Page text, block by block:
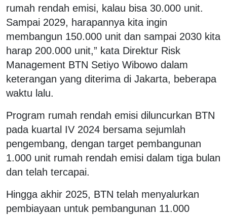
rumah rendah emisi, kalau bisa 30.000 unit.
Sampai 2029, harapannya kita ingin
membangun 150.000 unit dan sampai 2030 kita
harap 200.000 unit,” kata Direktur Risk
Management BTN Setiyo Wibowo dalam
keterangan yang diterima di Jakarta, beberapa
waktu lalu.
Program rumah rendah emisi diluncurkan BTN
pada kuartal IV 2024 bersama sejumlah
pengembang, dengan target pembangunan
1.000 unit rumah rendah emisi dalam tiga bulan
dan telah tercapai.
Hingga akhir 2025, BTN telah menyalurkan
pembiayaan untuk pembangunan 11.000